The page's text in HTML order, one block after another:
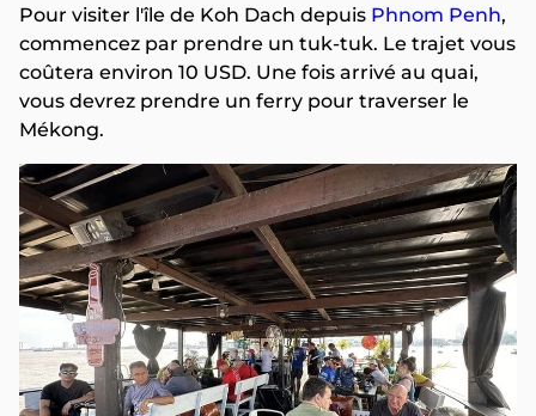
Pour visiter l'île de Koh Dach depuis Phnom Penh,
commencez par prendre un tuk-tuk. Le trajet vous
coûtera environ 10 USD. Une fois arrivé au quai,
vous devrez prendre un ferry pour traverser le
Mékong.